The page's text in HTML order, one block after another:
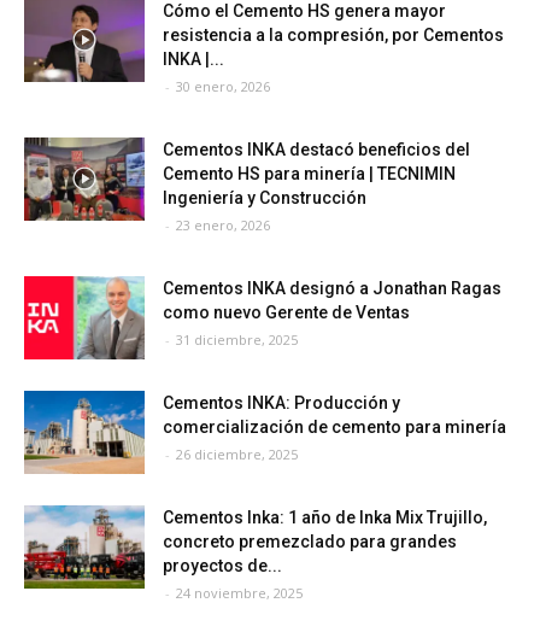
Cómo el Cemento HS genera mayor
resistencia a la compresión, por Cementos
INKA |...
- 30 enero, 2026
Cementos INKA destacó beneficios del
Cemento HS para minería | TECNIMIN
Ingeniería y Construcción
- 23 enero, 2026
Cementos INKA designó a Jonathan Ragas
como nuevo Gerente de Ventas
- 31 diciembre, 2025
Cementos INKA: Producción y
comercialización de cemento para minería
- 26 diciembre, 2025
Cementos Inka: 1 año de Inka Mix Trujillo,
concreto premezclado para grandes
proyectos de...
- 24 noviembre, 2025